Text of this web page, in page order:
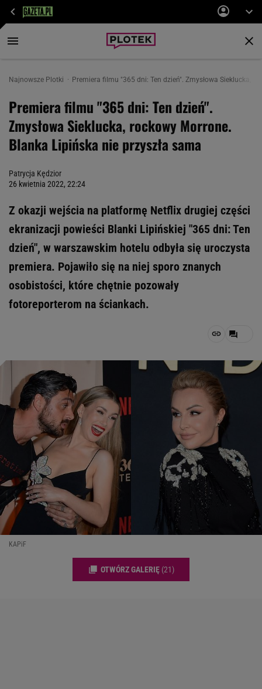
Najnowsze Plotki Premiera filmu "365 dni: Ten dzień". Zmysłowa Sieklucka,
Premiera filmu "365 dni: Ten dzień".
Zmysłowa Sieklucka, rockowy Morrone.
Blanka Lipińska nie przyszła sama
Patrycja Kędzior
26 kwietnia 2022, 22:24
Z okazji wejścia na platformę Netflix drugiej części
ekranizacji powieści Blanki Lipińskiej "365 dni: Ten
dzień", w warszawskim hotelu odbyła się uroczysta
premiera. Pojawiło się na niej sporo znanych
osobistości, które chętnie pozowały
fotoreporterom na ściankach.
KAPiF
OTWÓRZ GALERIĘ (21)